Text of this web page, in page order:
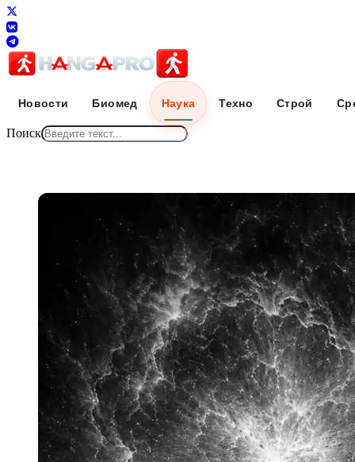
Новости Биомед Наука Техно Строй
Поиск